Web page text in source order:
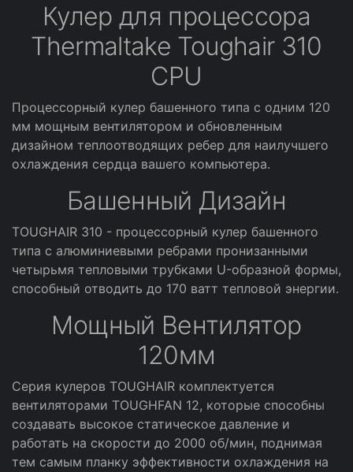
Кулер для процессора
Thermaltake Toughair 310
CPU
Процессорный кулер башенного типа с одним 120
мм мощным вентилятором и обновленным
дизайном теплоотводящих ребер для наилучшего
охлаждения сердца вашего компьютера.
Башенный Дизайн
TOUGHAIR 310 - процессорный кулер башенного
типа с алюминиевыми ребрами пронизанными
четырьмя тепловыми трубками U-образной формы,
способный отводить до 170 ватт тепловой энергии.
Мощный Вентилятор
120мм
Серия кулеров TOUGHAIR комплектуется
вентиляторами TOUGHFAN 12, которые способны
создавать высокое статическое давление и
работать на скорости до 2000 об/мин, поднимая
тем самым планку эффективности охлаждения на